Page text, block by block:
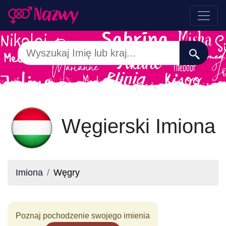
Węgierski Imiona
Imiona Węgry
Poznaj pochodzenie swojego imienia